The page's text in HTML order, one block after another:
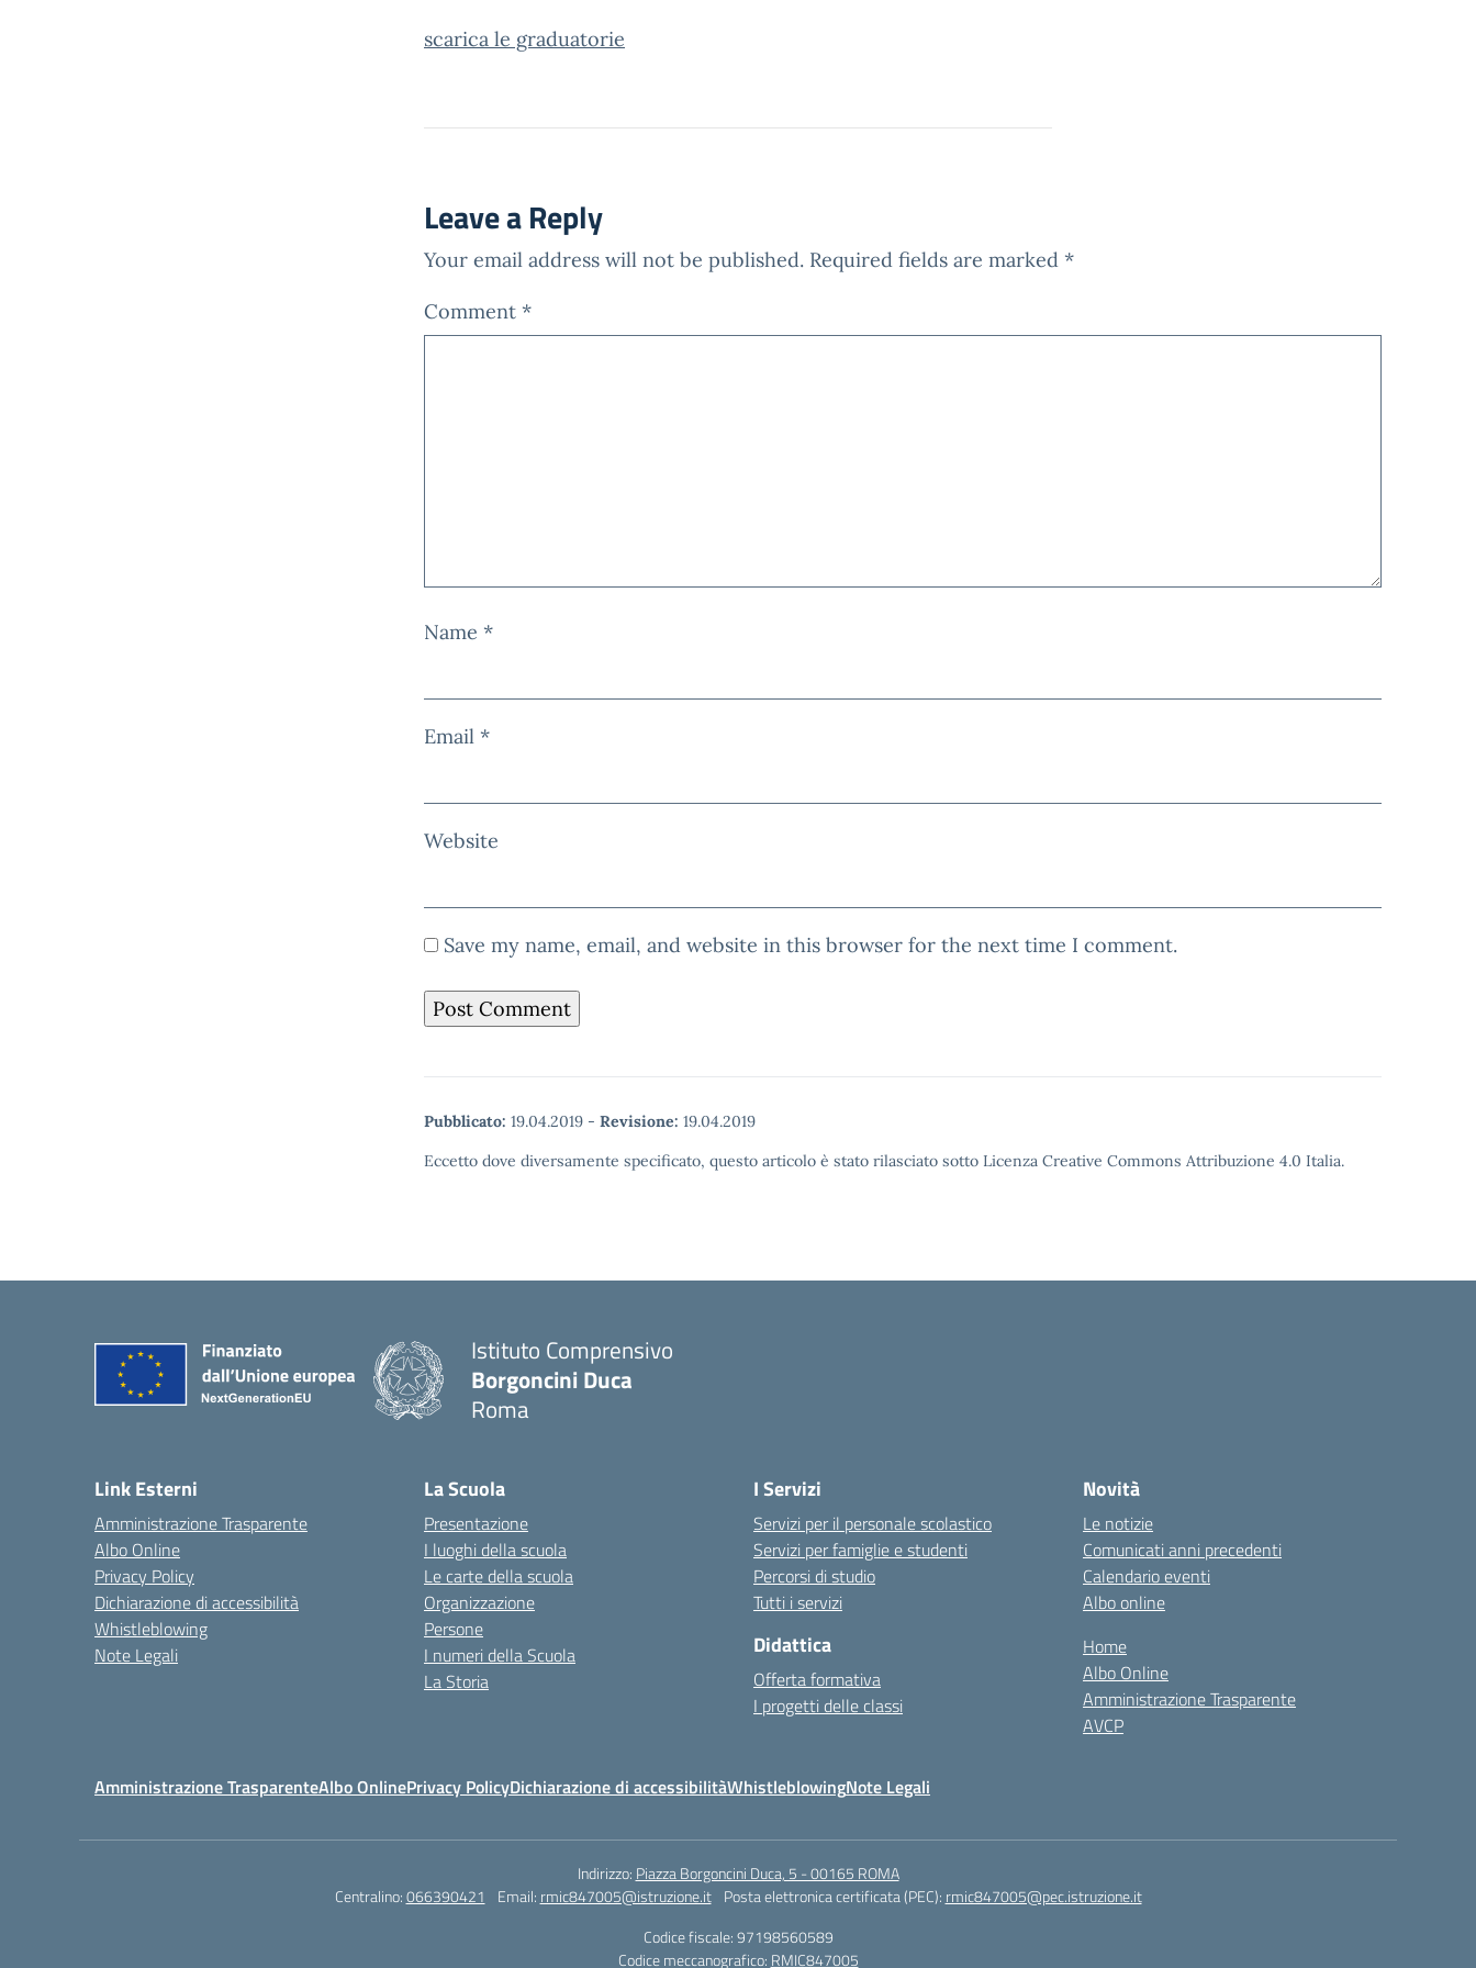
scarica le graduatorie
Leave a Reply
Your email address will not be published. Required fields are marked *
Comment *
Name *
Email *
Website
Save my name, email, and website in this browser for the next time I comment.
Pubblicato: 19.04.2019 - Revisione: 19.04.2019
Eccetto dove diversamente specificato, questo articolo è stato rilasciato sotto Licenza Creative Commons Attribuzione 4.0 Italia.
Istituto Comprensivo
Borgoncini Duca
Roma
Link Esterni
Amministrazione Trasparente
Albo Online
Privacy Policy
Dichiarazione di accessibilità
Whistleblowing
Note Legali
La Scuola
Presentazione
I luoghi della scuola
Le carte della scuola
Organizzazione
Persone
I numeri della Scuola
La Storia
I Servizi
Servizi per il personale scolastico
Servizi per famiglie e studenti
Percorsi di studio
Tutti i servizi
Didattica
Offerta formativa
I progetti delle classi
Novità
Le notizie
Comunicati anni precedenti
Calendario eventi
Albo online
Home
Albo Online
Amministrazione Trasparente
AVCP
Amministrazione TrasparenteAlbo OnlinePrivacy PolicyDichiarazione di accessibilitàWhistleblowingNote Legali
Indirizzo: Piazza Borgoncini Duca, 5 - 00165 ROMA
Centralino:066390421 Email: rmic847005@istruzione.it Posta elettronica certificata (PEC): rmic847005@pec.istruzione.it
Codice fiscale: 97198560589
Codice meccanografico: RMIC847005